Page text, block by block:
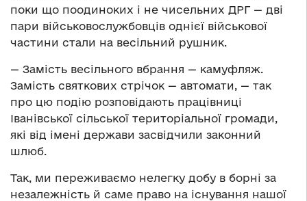
поки що поодиноких і не чисельних ДРГ — дві
пари військовослужбовців однієї військової
частини стали на весільний рушник.
— Замість весільного вбрання — камуфляж.
Замість святкових стрічок — автомати, — так
про цю подію розповідають працівниці
Іванівської сільської територіальної громади,
які від імені держави засвідчили законний
шлюб.
Так, ми переживаємо нелегку добу в борні за
незалежність й саме право на існування нашої